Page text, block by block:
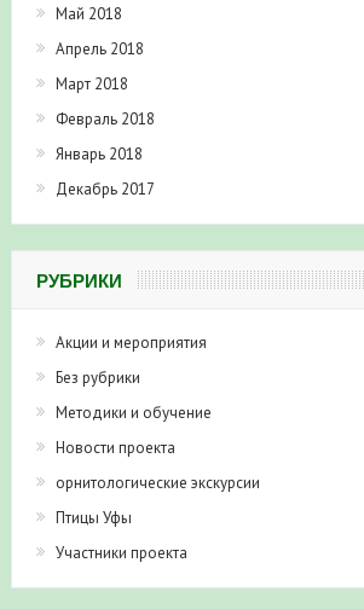
Май 2018
Апрель 2018
Март 2018
Февраль 2018
Январь 2018
Декабрь 2017
РУБРИКИ
Акции и мероприятия
Без рубрики
Методики и обучение
Новости проекта
орнитологические экскурсии
Птицы Уфы
Участники проекта